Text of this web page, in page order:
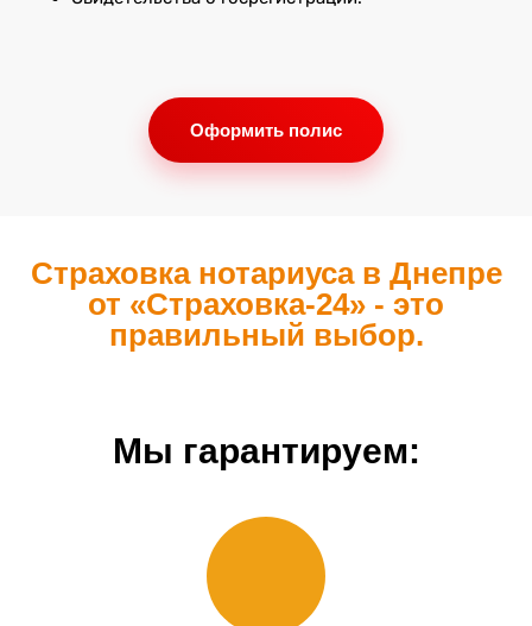
Оформить полис
Страховка нотариуса в Днепре
от «Страховка-24» - это
правильный выбор.
Мы гарантируем: